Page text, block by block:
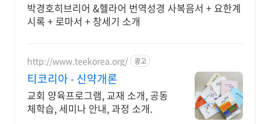
박경호히브리어 &헬라어 번역성경 사복음서 + 요한계
시록 + 로마서 + 창세기 소개
http://www.teekorea.org/ 광고
티코리아 - 신약개론
교회 양육프로그램, 교재 소개, 공동
체학습, 세미나 안내, 과정 소개.